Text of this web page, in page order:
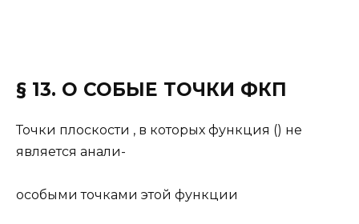
§ 13. О СОБЫЕ ТОЧКИ ФКП
Точки плоскости , в которых функция () не
является анали-
особыми точками этой функции